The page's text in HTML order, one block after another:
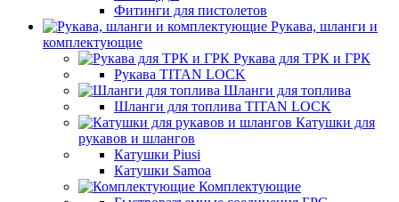
Фитинги для пистолетов
Рукава, шланги и
комплектующие
Рукава для ТРК и ГРК
Рукава TITAN LOCK
Шланги для топлива
Шланги для топлива TITAN LOCK
Катушки для
рукавов и шлангов
Катушки Piusi
Катушки Samoa
Комплектующие